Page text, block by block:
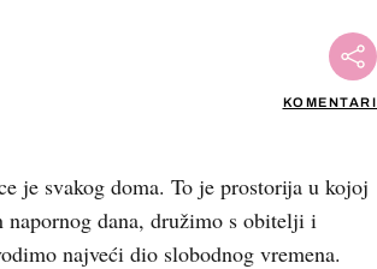
KOMENTARI
je svakog doma. To je prostorija u kojoj
napornog dana, družimo s obitelji i
najveći dio slobodnog vremena.